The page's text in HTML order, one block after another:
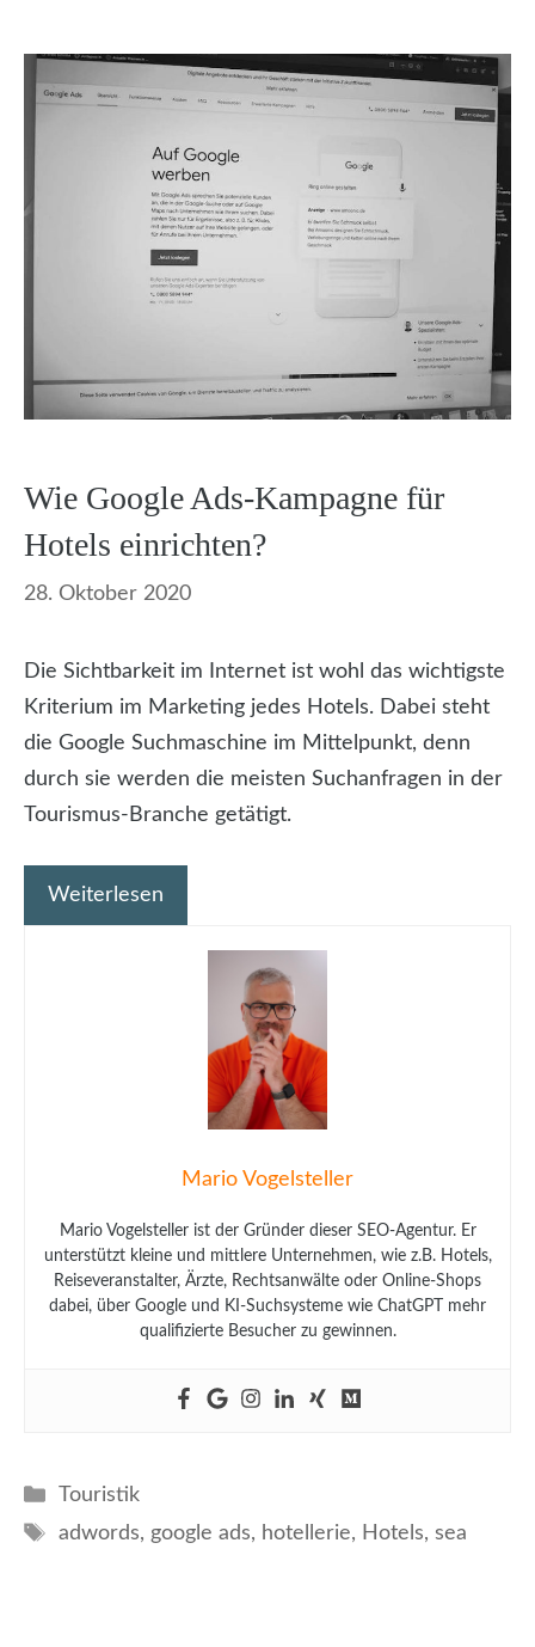
Wie Google Ads-Kampagne für
Hotels einrichten?
28. Oktober 2020
Die Sichtbarkeit im Internet ist wohl das wichtigste
Kriterium im Marketing jedes Hotels. Dabei steht
die Google Suchmaschine im Mittelpunkt, denn
durch sie werden die meisten Suchanfragen in der
Tourismus-Branche getätigt.
Weiterlesen
Mario Vogelsteller
Mario Vogelsteller ist der Gründer dieser SEO-Agentur. Er
unterstützt kleine und mittlere Unternehmen, wie z.B. Hotels,
Reiseveranstalter, Ärzte, Rechtsanwälte oder Online-Shops
dabei, über Google und KI-Suchsysteme wie ChatGPT mehr
qualifizierte Besucher zu gewinnen.
Kategorien
Touristik
Schlagwörter
adwords, google ads, hotellerie, Hotels, sea